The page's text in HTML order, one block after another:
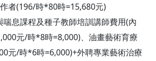
者(196/時*80時=15,680元)
喘息課程及種子教師培訓講師費用(內
元/時*8時=8,000)、油畫藝術育療
元/時*6時=6,000)+外聘專業藝術治療